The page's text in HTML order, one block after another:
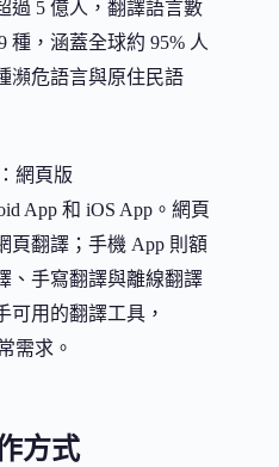
過 5 億人，翻譯語言數
種，涵蓋全球約 95% 人
瀕危語言與原住民語
網頁版
App 和 iOS App。網頁
頁翻譯；手機 App 則額
、手寫翻譯與離線翻譯
可用的翻譯工具，
需求。
方式